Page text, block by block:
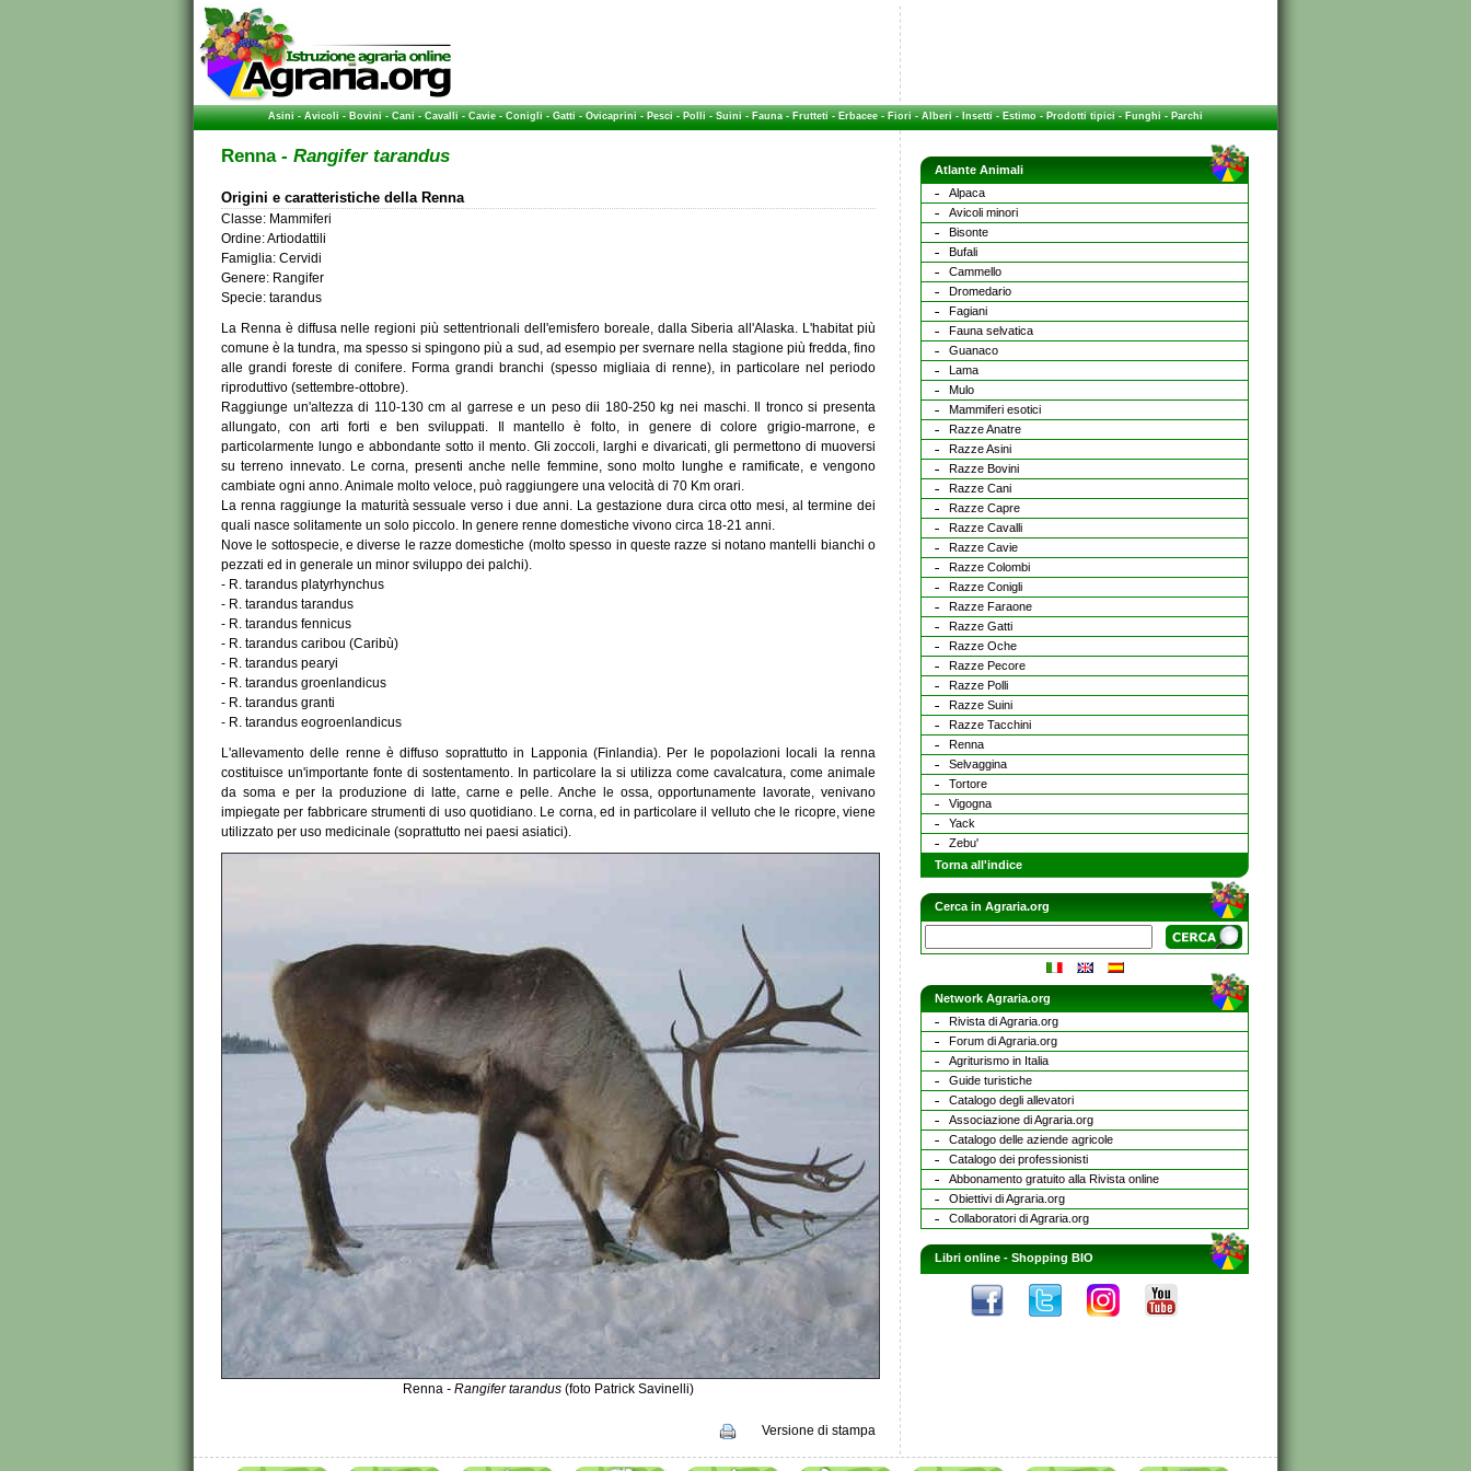
Asini-Avicoli-Bovini-Cani-Cavalli-Cavie-Conigli-Gatti-Ovicaprini-Pesci-Polli-Suini-Fauna-Frutteti-Erbacee-Fiori-Alberi-Insetti-Estimo-Prodotti tipici-Funghi-Parchi
Renna - Rangifer tarandus
Origini e caratteristiche della Renna
Classe: Mammiferi
Ordine: Artiodattili
Famiglia: Cervidi
Genere: Rangifer
Specie: tarandus
La Renna è diffusa nelle regioni più settentrionali dell'emisfero boreale, dalla Siberia all'Alaska. L'habitat più
comune è la tundra, ma spesso si spingono più a sud, ad esempio per svernare nella stagione più fredda, fino
alle grandi foreste di conifere. Forma grandi branchi (spesso migliaia di renne), in particolare nel periodo
riproduttivo (settembre-ottobre).
Raggiunge un'altezza di 110-130 cm al garrese e un peso dii 180-250 kg nei maschi. Il tronco si presenta
allungato, con arti forti e ben sviluppati. Il mantello è folto, in genere di colore grigio-marrone, e
particolarmente lungo e abbondante sotto il mento. Gli zoccoli, larghi e divaricati, gli permettono di muoversi
su terreno innevato. Le corna, presenti anche nelle femmine, sono molto lunghe e ramificate, e vengono
cambiate ogni anno. Animale molto veloce, può raggiungere una velocità di 70 Km orari.
La renna raggiunge la maturità sessuale verso i due anni. La gestazione dura circa otto mesi, al termine dei
quali nasce solitamente un solo piccolo. In genere renne domestiche vivono circa 18-21 anni.
Nove le sottospecie, e diverse le razze domestiche (molto spesso in queste razze si notano mantelli bianchi o
pezzati ed in generale un minor sviluppo dei palchi).
- R. tarandus platyrhynchus
- R. tarandus tarandus
- R. tarandus fennicus
- R. tarandus caribou (Caribù)
- R. tarandus pearyi
- R. tarandus groenlandicus
- R. tarandus granti
- R. tarandus eogroenlandicus
L'allevamento delle renne è diffuso soprattutto in Lapponia (Finlandia). Per le popolazioni locali la renna
costituisce un'importante fonte di sostentamento. In particolare la si utilizza come cavalcatura, come animale
da soma e per la produzione di latte, carne e pelle. Anche le ossa, opportunamente lavorate, venivano
impiegate per fabbricare strumenti di uso quotidiano. Le corna, ed in particolare il velluto che le ricopre, viene
utilizzato per uso medicinale (soprattutto nei paesi asiatici).
Renna - Rangifer tarandus (foto Patrick Savinelli)
Versione di stampa
Atlante Animali
Alpaca
Avicoli minori
Bisonte
Bufali
Cammello
Dromedario
Fagiani
Fauna selvatica
Guanaco
Lama
Mulo
Mammiferi esotici
Razze Anatre
Razze Asini
Razze Bovini
Razze Cani
Razze Capre
Razze Cavalli
Razze Cavie
Razze Colombi
Razze Conigli
Razze Faraone
Razze Gatti
Razze Oche
Razze Pecore
Razze Polli
Razze Suini
Razze Tacchini
Renna
Selvaggina
Tortore
Vigogna
Yack
Zebu'
Torna all'indice
Cerca in Agraria.org
Network Agraria.org
Rivista di Agraria.org
Forum di Agraria.org
Agriturismo in Italia
Guide turistiche
Catalogo degli allevatori
Associazione di Agraria.org
Catalogo delle aziende agricole
Catalogo dei professionisti
Abbonamento gratuito alla Rivista online
Obiettivi di Agraria.org
Collaboratori di Agraria.org
Libri online - Shopping BIO